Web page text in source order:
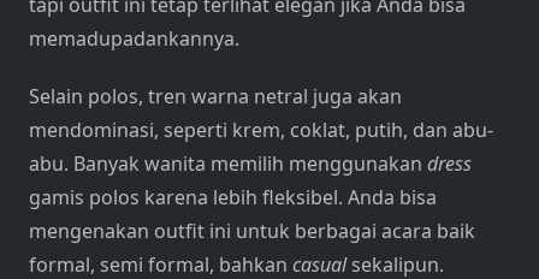
memadupadankannya.
Selain polos, tren warna netral juga akan
mendominasi, seperti krem, coklat, putih, dan abu-
abu. Banyak wanita memilih menggunakan dress
gamis polos karena lebih fleksibel. Anda bisa
mengenakan outfit ini untuk berbagai acara baik
formal, semi formal, bahkan casualsekalipun.